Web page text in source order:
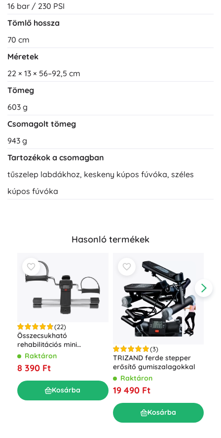
16 bar / 230 PSI
Tömlő hossza
70 cm
Méretek
22 × 13 × 56–92,5 cm
Tömeg
603 g
Csomagolt tömeg
943 g
Tartozékok a csomagban
tűszelep labdákhoz, keskeny kúpos fúvóka, széles
kúpos fúvóka
Hasonló termékek
(22)
Összecsukható
rehabilitációs mini
szobakerékpár Basic LCD
Raktáron
8 390 Ft
Kosárba
(3)
TRIZAND ferde stepper
erősítő gumiszalagokkal
Raktáron
19 490 Ft
Kosárba